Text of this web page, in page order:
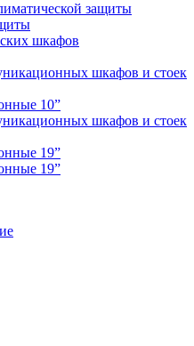
защиты
шкафов
шкафов и стоек
10”
шкафов и стоек
19”
19”